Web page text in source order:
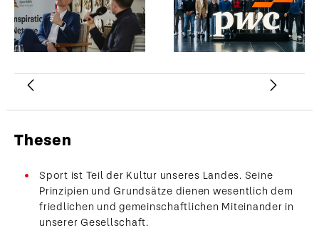
Thesen
Sport ist Teil der Kultur unseres Landes. Seine
Prinzipien und Grundsätze dienen wesentlich dem
friedlichen und gemeinschaftlichen Miteinander in
unserer Gesellschaft.